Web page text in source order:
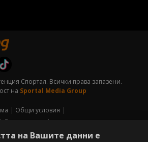
Спортал. Всички права запазени.
на Sportal Media Group
Общи условия
Лични данни
на Вашите данни е